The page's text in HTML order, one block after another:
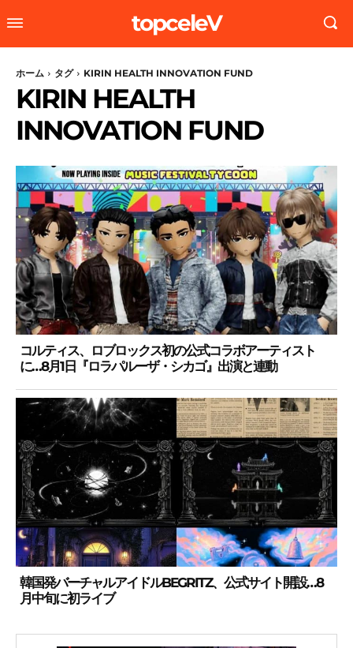
topceleV
ホーム タグ KIRIN HEALTH INNOVATION FUND
KIRIN HEALTH
INNOVATION FUND
コルティス、ロブロックス初の公式コラボアーティスト
に…8月1日『ロラパルーザ・シカゴ』出演と連動
韓国発バーチャルアイドルBEGRITZ、公式サイト開設…8
月中旬に初ライブ